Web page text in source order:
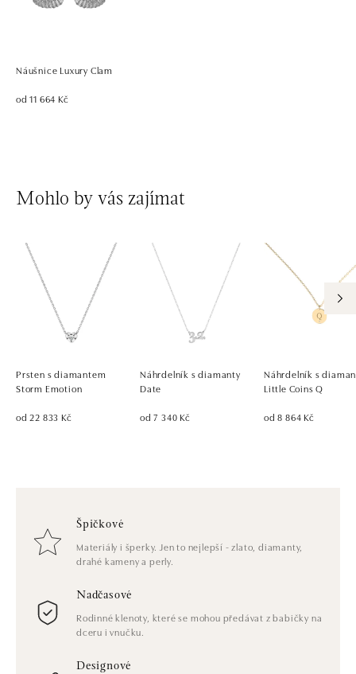
Náušnice Luxury Clam
od 11 664 Kč
Mohlo by vás zajímat
Prsten s diamantem
Storm Emotion
od 22 833 Kč
Náhrdelník s diamanty
Date
od 7 340 Kč
Náhrdelník s
Little Coins Q
od 8 864 Kč
Špičkové
Materiály i šperky. Jen to nejlepší - zlato, diamanty,
drahé kameny a perly.
Nadčasové
Rodinné klenoty, které se mohou předávat z babičky na
dceru i vnučku.
Designové